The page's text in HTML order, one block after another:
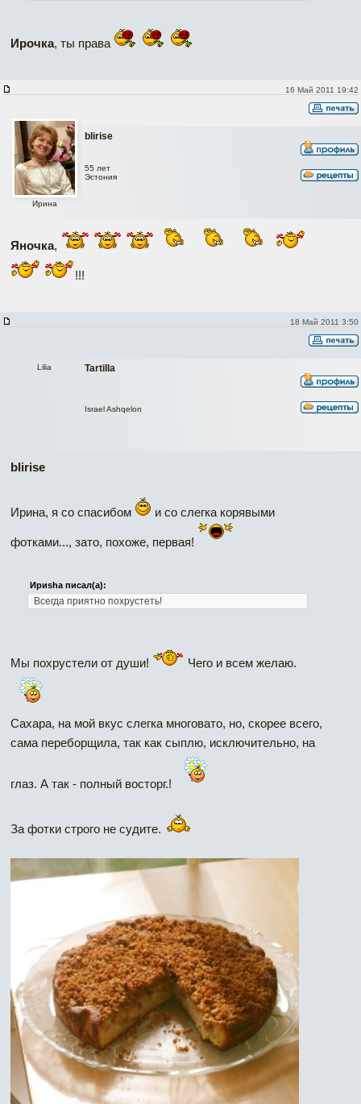
Ирочка, ты права
16 Май 2011 19:42
blirise
Ирина
55 лет
Эстония
Яночка,
!!!
18 Май 2011 3:50
Tartilla
Lilia
Israel Ashqelon
blirise
Ирина, я со спасибом и со слегка корявыми
фотками..., зато, похоже, первая!
Ириshа писал(а):
Всегда приятно похрустеть!
Мы похрустели от души! Чего и всем желаю.
Сахара, на мой вкус слегка многовато, но, скорее всего,
сама переборщила, так как сыплю, исключительно, на
глаз. А так - полный восторг.!
За фотки строго не судите.
Наверх